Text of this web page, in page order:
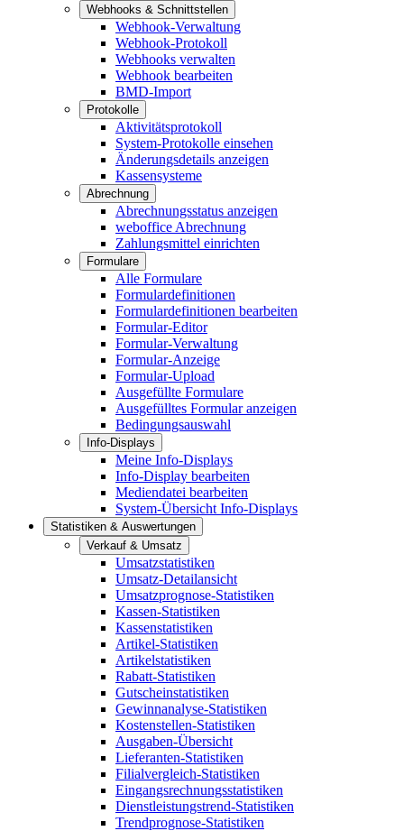
Webhooks & Schnittstellen
Webhook-Verwaltung
Webhook-Protokoll
Webhooks verwalten
Webhook bearbeiten
BMD-Import
Protokolle
Aktivitätsprotokoll
System-Protokolle einsehen
Änderungsdetails anzeigen
Kassensysteme
Abrechnung
Abrechnungsstatus anzeigen
weboffice Abrechnung
Zahlungsmittel einrichten
Formulare
Alle Formulare
Formulardefinitionen
Formulardefinitionen bearbeiten
Formular-Editor
Formular-Verwaltung
Formular-Anzeige
Formular-Upload
Ausgefüllte Formulare
Ausgefülltes Formular anzeigen
Bedingungsauswahl
Info-Displays
Meine Info-Displays
Info-Display bearbeiten
Mediendatei bearbeiten
System-Übersicht Info-Displays
Statistiken & Auswertungen
Verkauf & Umsatz
Umsatzstatistiken
Umsatz-Detailansicht
Umsatzprognose-Statistiken
Kassen-Statistiken
Kassenstatistiken
Artikel-Statistiken
Artikelstatistiken
Rabatt-Statistiken
Gutscheinstatistiken
Gewinnanalyse-Statistiken
Kostenstellen-Statistiken
Ausgaben-Übersicht
Lieferanten-Statistiken
Filialvergleich-Statistiken
Eingangsrechnungsstatistiken
Dienstleistungstrend-Statistiken
Trendprognose-Statistiken